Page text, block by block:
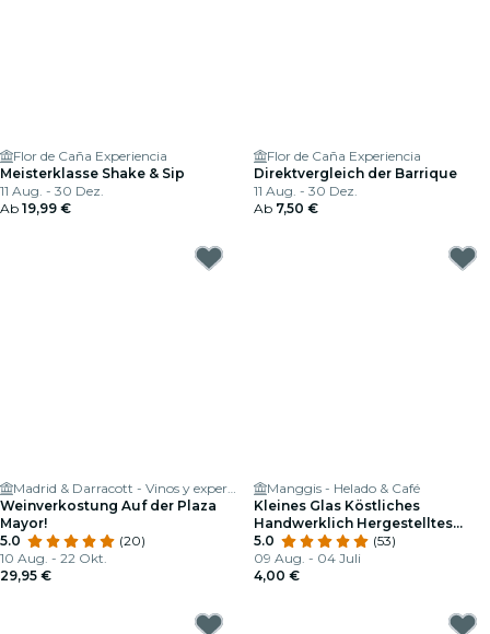
Flor de Caña Experiencia
Meisterklasse Shake & Sip
11 Aug. - 30 Dez.
Ab 19,99 €
Flor de Caña Experiencia
Direktvergleich der Barrique
11 Aug. - 30 Dez.
Ab 7,50 €
Madrid & Darracott - Vinos y experiencias
Weinverkostung Auf der Plaza
Mayor!
5.0
(20)
10 Aug. - 22 Okt.
29,95 €
Manggis - Helado & Café
Kleines Glas Köstliches
Handwerklich Hergestelltes
Speiseeis in Manggis
5.0
(53)
09 Aug. - 04 Juli
4,00 €